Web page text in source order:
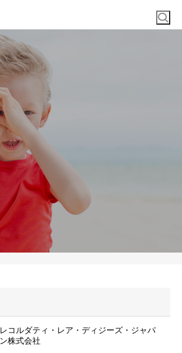
レコルダティ・レア・ディジーズ・ジャパ
ン株式会社